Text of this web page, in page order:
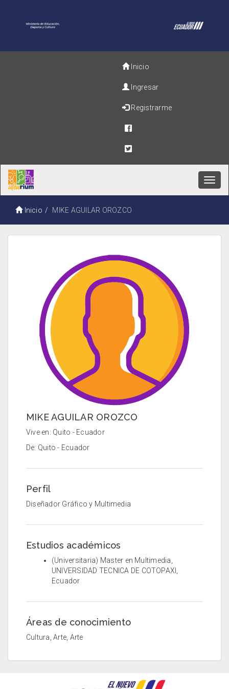
Inicio
Ingresar
Registrarme
Inicio MIKE AGUILAR OROZCO
MIKE AGUILAR OROZCO
Vive en: Quito - Ecuador
De: Quito - Ecuador
Perfil
Diseñador Gráfico y Multimedia
Estudios académicos
(Universitaria) Master en Multimedia,
UNIVERSIDAD TECNICA DE COTOPAXI,
Ecuador
Áreas de conocimiento
Cultura, Arte, Arte